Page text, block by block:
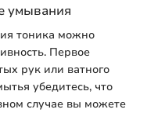
умывания
тоника можно
Первое
рук или ватного
убедитесь, что
случае вы можете